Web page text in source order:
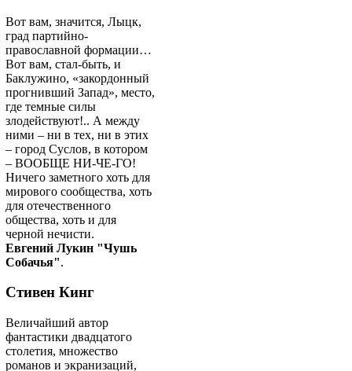
Вот вам, значится, Лыцк,
град партийно-
православной формации…
Вот вам, стал-быть, и
Баклужино, «закордонный
прогнивший Запад», место,
где темные силы
злодействуют!.. А между
ними – ни в тех, ни в этих
– город Суслов, в котором
– ВООБЩЕ НИ-ЧЕ-ГО!
Ничего заметного хоть для
мирового сообщества, хоть
для отечественного
общества, хоть и для
черной нечисти.
Евгений Лукин "Чушь
Собачья".
Стивен Кинг
Величайший автор
фантастики двадцатого
столетия, множество
романов и экранизаций,